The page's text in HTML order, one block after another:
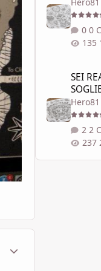
0
SEI
Hero81
2